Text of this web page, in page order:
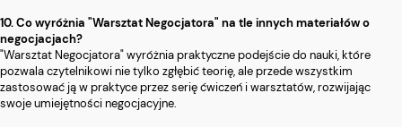
10. Co wyróżnia "Warsztat Negocjatora" na tle innych materiałów o
negocjacjach?
"Warsztat Negocjatora" wyróżnia praktyczne podejście do nauki, które
pozwala czytelnikowi nie tylko zgłębić teorię, ale przede wszystkim
zastosować ją w praktyce przez serię ćwiczeń i warsztatów, rozwijając
swoje umiejętności negocjacyjne.